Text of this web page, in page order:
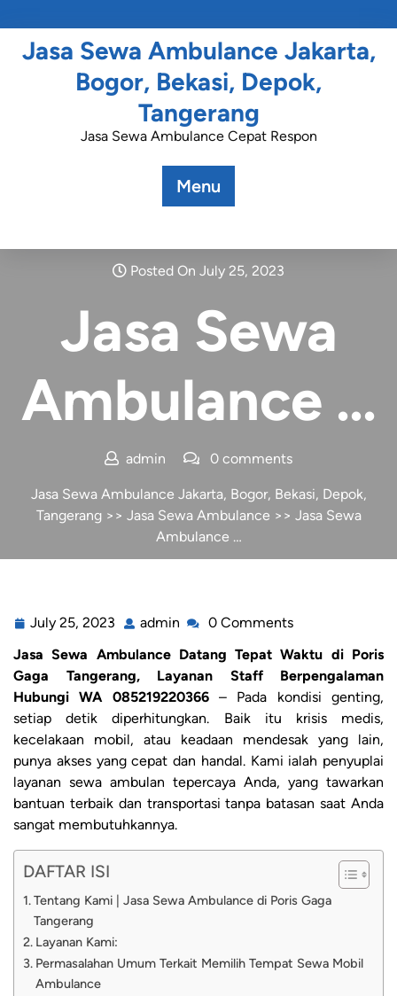
Jasa Sewa Ambulance Jakarta,
Bogor, Bekasi, Depok,
Tangerang
Jasa Sewa Ambulance Cepat Respon
Menu
Posted On July 25, 2023
Jasa Sewa
Ambulance …
admin 0 comments
Jasa Sewa Ambulance Jakarta, Bogor, Bekasi, Depok,
Tangerang>> Jasa Sewa Ambulance >> Jasa Sewa
Ambulance …
July 25, 2023 admin
0 Comments
Jasa Sewa Ambulance Datang Tepat Waktu di Poris
Gaga Tangerang, Layanan Staff Berpengalaman
Hubungi WA 085219220366– Pada kondisi genting,
setiap detik diperhitungkan. Baik itu krisis medis,
kecelakaan mobil, atau keadaan mendesak yang lain,
punya akses yang cepat dan handal. Kami ialah penyuplai
layanan sewa ambulan tepercaya Anda, yang tawarkan
bantuan terbaik dan transportasi tanpa batasan saat Anda
sangat membutuhkannya.
DAFTAR ISI
Tentang Kami | Jasa Sewa Ambulance di Poris Gaga
Tangerang
Layanan Kami:
Permasalahan Umum Terkait Memilih Tempat Sewa Mobil
Ambulance